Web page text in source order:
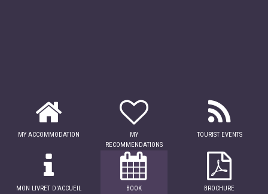
MY ACCOMMODATION
MY
RECOMMENDATIONS
TOURIST EVENTS
MON LIVRET D'ACCUEIL BOOK BROCHURE